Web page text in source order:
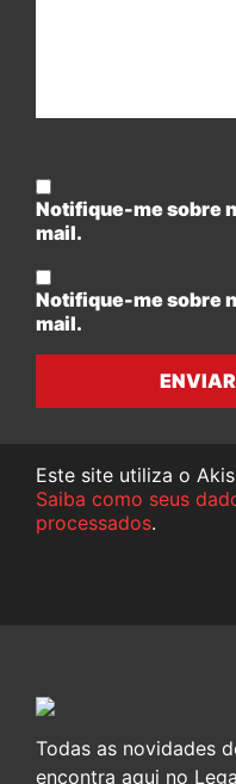
Notifique-me sobre
mail.
Notifique-me sobre
mail.
Este site utiliza o
Saiba como seus
processados.
Todas as novidades
encontra aqui no